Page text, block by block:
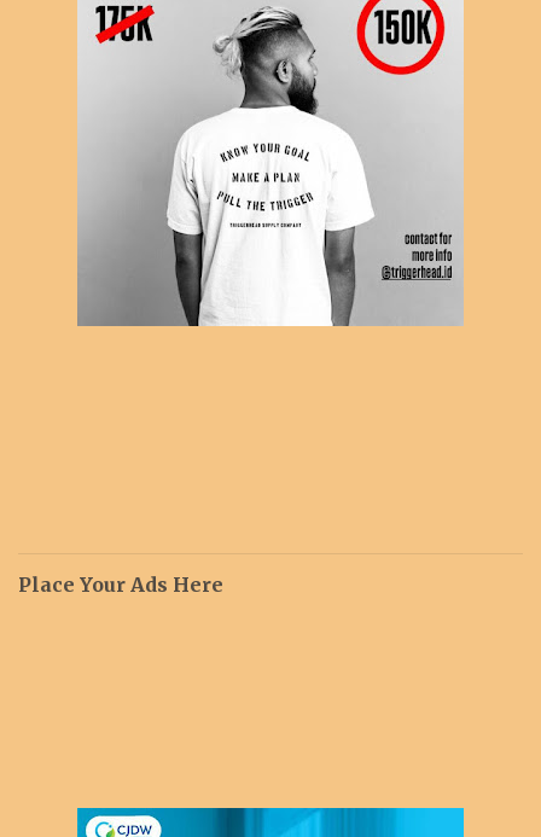
Place Your Ads Here